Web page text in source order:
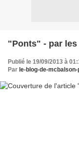
"Ponts" - par
Publié le 19/09/2013 à
Par le-blog-de-mcbalson-